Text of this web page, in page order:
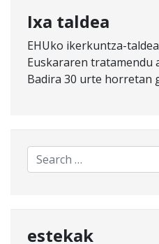
Ixa taldea
EHUko ikerkuntza-
Euskararen tratamendu
Badira 30 urte horretan
estekak